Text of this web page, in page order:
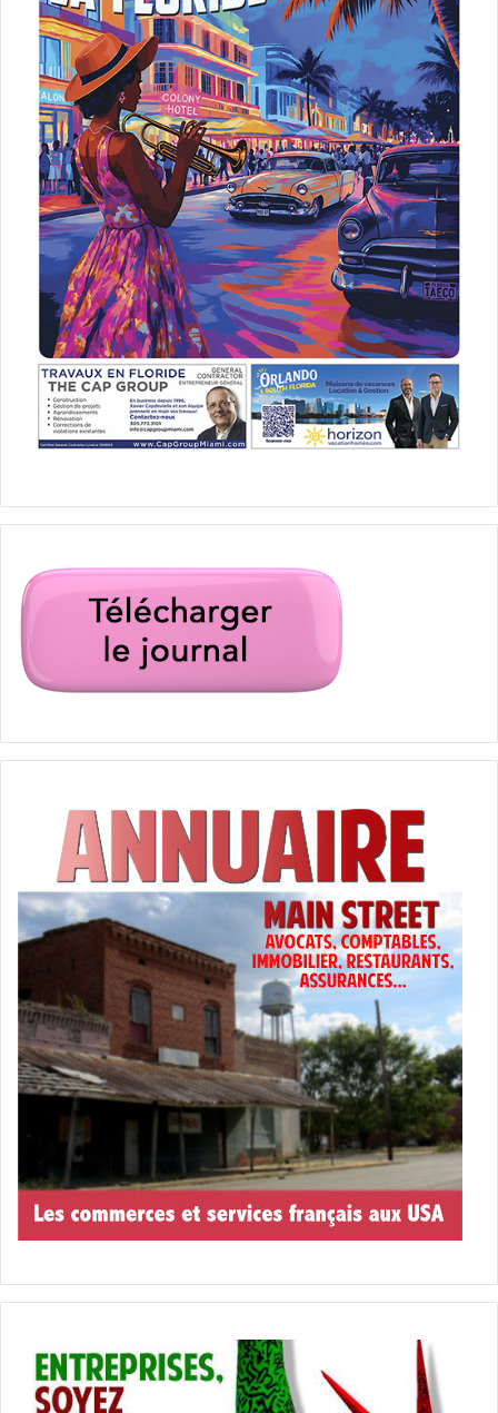
Les résultats
vont-ils être
dévoilés
AVANT
l’élection ?!
C’est la dernière ligne droite : le
vote par procuration a déjà
vous êtes en Floride, nous vous
élections avec nous le 8 novembre
à Fort Lauderdale et à Miami (voir
encadré). Les résultats seront
égrenés durant la soirée, mais le
Swing States (notamment en
Floride), et ce dès l’ouverture des
bureaux de vote, en s’associant à
une entreprise d’analyses de
données. «Les journalistes sont
placés dans une situation
embarrassante consistant à
cacher des informations », a
expliqué Julia Turner, rédactrice en
chef de Slate. Effectivement, la
presse s’impose un embargo afin
de ne pas divulguer les résultats
le passé des tentatives de
avaient tourné au fiasco pour les
médias. Néanmoins, l’initiative de